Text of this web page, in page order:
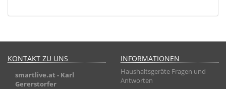
KONTAKT ZU UNS
smartlive.at - Karl
Gererstorfer
INFORMATIONEN
Haushaltsgeräte Fragen und
Antworten